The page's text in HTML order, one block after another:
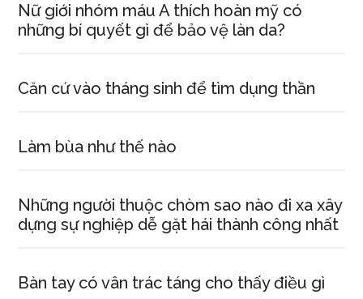
Nữ giới nhóm máu A thích hoàn mỹ có
những bí quyết gì để bảo vệ làn da?
Căn cứ vào tháng sinh để tìm dụng thần
Làm bùa như thế nào
Những người thuộc chòm sao nào đi xa xây
dựng sự nghiệp dễ gặt hái thành công nhất
Bàn tay có vân trác táng cho thấy điều gì